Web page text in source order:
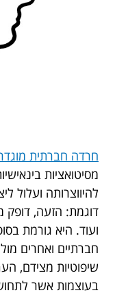
חרדה חברתית
מסיטואציות
להיווצרותה ועלול
דוגמת: הזעה, דופק
ועוד. היא גורמת
חברתיים ואחרים
שיפוטיות מצידם,
בעוצמות אשר